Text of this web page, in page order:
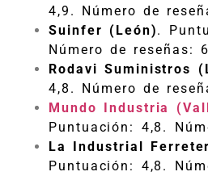
4,9. Número de
Suinfer (León).
Número de reseñas:
Rodavi Suministros
4,8. Número de
Mundo Industria
Puntuación: 4,8.
La Industrial
Puntuación: 4,8.